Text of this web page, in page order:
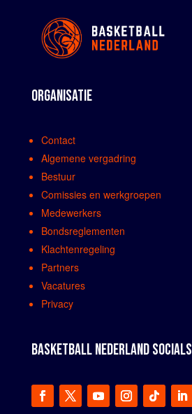
ORGANISATIE
Contact
Algemene vergadring
Bestuur
Comissies en werkgroepen
Medewerkers
Bondsreglementen
Klachtenregeling
Partners
Vacatures
Privacy
BASKETBALL NEDERLAND SOCIALS